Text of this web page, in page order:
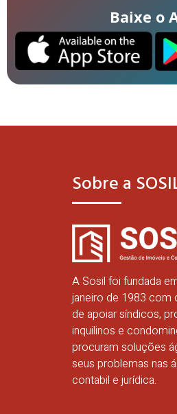
Baixe o
Sobre a
A Sosil foi fundada
janeiro de 1983 com
de apoiar síndicos,
inquilinos e
procuram soluções
seus problemas nas
contabil e jurídica.